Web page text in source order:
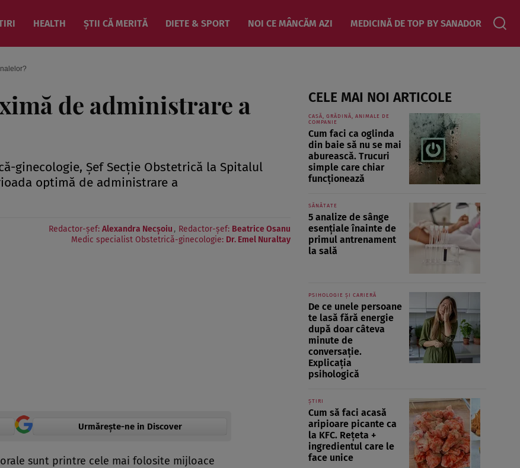
HEALTH ȘTII CĂ MERITĂ DIETE & SPORT NOI CE MÂNCĂM AZI MEDICINĂ DE TOP BY SANADOR
de administrare a
ginecologie, Șef Secție Obstetrică la Spitalul
optimă de administrare a
Redactor-șef: Alexandra Necșoiu Redactor-şef: Beatrice Osanu
Medic specialist Obstetrică-ginecologie: Dr. Emel Nuraltay
Urmărește-ne in Discover
sunt printre cele mai folosite mijloace
CELE MAI NOI ARTICOLE
CASĂ, GRĂDINĂ, ANIMALE DE
COMPANIE
Cum faci ca oglinda
din baie să nu se mai
aburească. Trucuri
simple care chiar
funcționează
SĂNĂTATE
5 analize de sânge
esențiale înainte de
primul antrenament
la sală
PSIHOLOGIE ȘI CARIERĂ
De ce unele persoane
te lasă fără energie
după doar câteva
minute de
conversație.
Explicația
psihologică
ȘTIRI
Cum să faci acasă
aripioare picante ca
la KFC. Rețeta +
ingredientul care le
face unice